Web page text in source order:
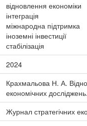
відновлення економіки
інтеграція
міжнародна підтримка
іноземні інвестиції
стабілізація
2024
Крахмальова Н. А.
економічних
Журнал стратегічних